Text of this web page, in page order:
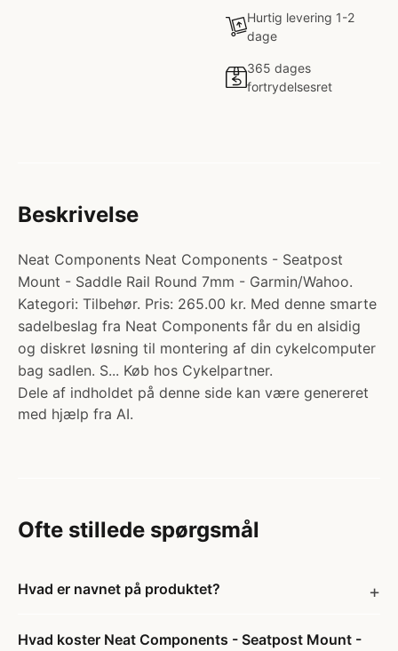
Hurtig levering 1-2
dage
365 dages
fortrydelsesret
Beskrivelse
Neat Components Neat Components - Seatpost
Mount - Saddle Rail Round 7mm - Garmin/Wahoo.
Kategori: Tilbehør. Pris: 265.00 kr. Med denne smarte
sadelbeslag fra Neat Components får du en alsidig
og diskret løsning til montering af din cykelcomputer
bag sadlen. S... Køb hos Cykelpartner.
Dele af indholdet på denne side kan være genereret
med hjælp fra AI.
Ofte stillede spørgsmål
Hvad er navnet på produktet?
Hvad koster Neat Components - Seatpost Mount -